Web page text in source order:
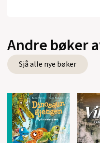
Andre bøker
Sjå alle nye bøker